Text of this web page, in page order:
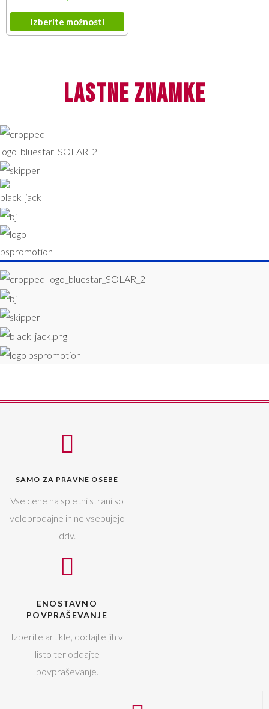
Izberite možnosti
lastne znamke
SAMO ZA PRAVNE OSEBE
Vse cene na spletni strani so
veleprodajne in ne vsebujejo
ddv.
ENOSTAVNO
POVPRAŠEVANJE
Izberite artikle, dodajte jih v
listo ter oddajte
povpraševanje.